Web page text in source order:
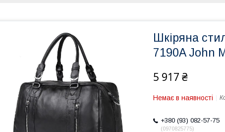
Шкіряна
7190A John
5 917 ₴
Немає в наявності
+380 (93) 082-57-75
0970825775